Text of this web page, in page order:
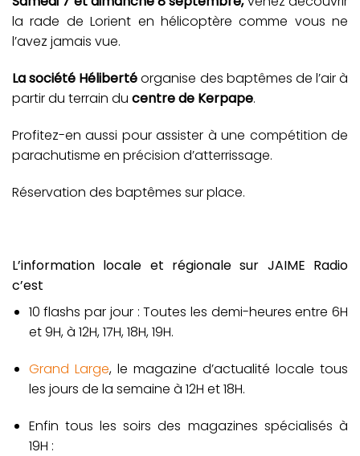
la rade de Lorient en hélicoptère comme vous ne
l’avez jamais vue.
La société Hélibertéorganise des baptêmes de l’air à
partir du terrain du centre de Kerpape.
Profitez-en aussi pour assister à une compétition de
parachutisme en précision d’atterrissage.
Réservation des baptêmes sur place.
L’information locale et régionale sur JAIME Radio
c’est
10 flashs par jour : Toutes les demi-heures entre 6H
et 9H, à 12H, 17H, 18H, 19H.
Grand Large, le magazine d’actualité locale tous
les jours de la semaine à 12H et 18H.
Enfin tous les soirs des magazines spécialisés à
19H :